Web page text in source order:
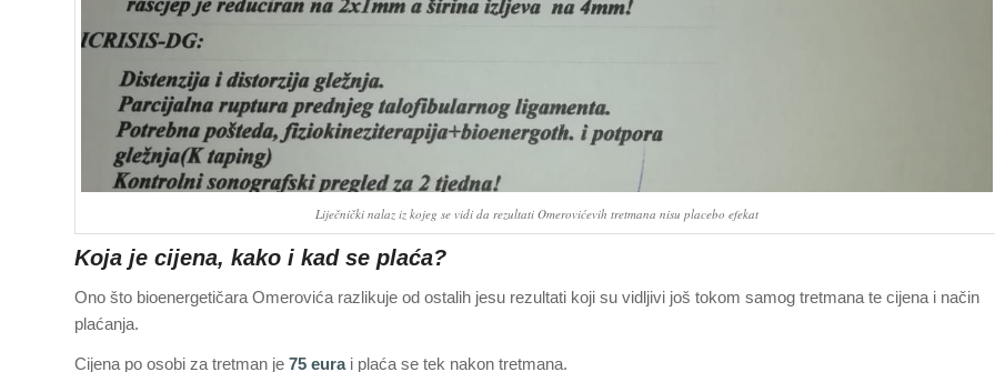
Liječnički nalaz iz kojeg se vidi da rezultati Omerovićevih tretmana nisu placebo efekat
Koja je cijena, kako i kad se plaća?
Ono što bioenergetičara Omerovića razlikuje od ostalih jesu rezultati koji su vidljivi još tokom samog tretmana te cijena i način
plaćanja.
Cijena po osobi za tretman je 75 eurai plaća se tek nakon tretmana.